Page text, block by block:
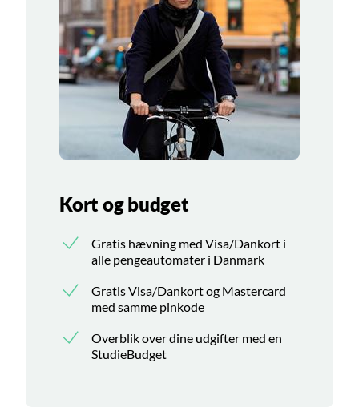
Kort og budget
Gratis hævning med Visa/Dankort i
alle pengeautomater i Danmark
Gratis Visa/Dankort og Mastercard
med samme pinkode
Overblik over dine udgifter med en
StudieBudget